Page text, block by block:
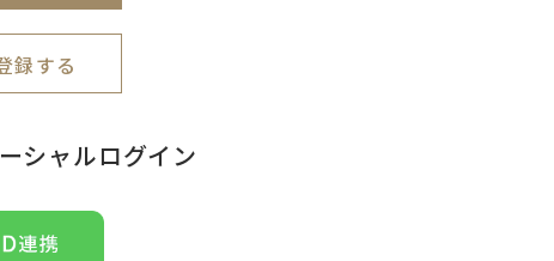
録する
シャルログイン